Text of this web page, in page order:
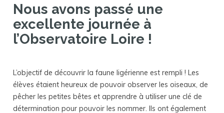
Nous avons passé une
excellente journée à
l’Observatoire Loire !
L’objectif de découvrir la faune ligérienne est rempli ! Les
élèves étaient heureux de pouvoir observer les oiseaux, de
pêcher les petites bêtes et apprendre à utiliser une clé de
détermination pour pouvoir les nommer. Ils ont également